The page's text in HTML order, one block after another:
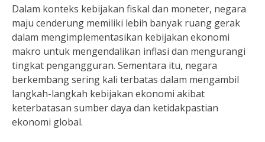
Dalam konteks kebijakan fiskal dan moneter, negara
maju cenderung memiliki lebih banyak ruang gerak
dalam mengimplementasikan kebijakan ekonomi
makro untuk mengendalikan inflasi dan mengurangi
tingkat pengangguran. Sementara itu, negara
berkembang sering kali terbatas dalam mengambil
langkah-langkah kebijakan ekonomi akibat
keterbatasan sumber daya dan ketidakpastian
ekonomi global.